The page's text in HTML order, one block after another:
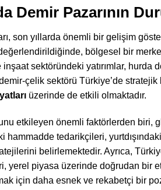
Demir Pazarının
son yıllarda önemli bir gelişim
bölgesel bir
sektöründeki yatırımlar, hurda
çelik sektörü Türkiye’de
üzerinde de etkili olmaktadır.
etkileyen önemli faktörlerden biri,
hammadde tedarikçileri,
belirlemektedir. Ayrıca,
yerel piyasa üzerinde doğrudan bir
için daha esnek ve rekabetçi bir